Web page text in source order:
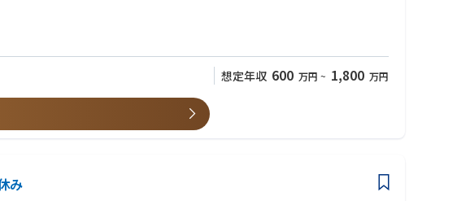
向上、ドキュメント更新を通じた改善を推進する。
築を支援する。また、アルファ／ベータ装置の導入時にはプロダクトグループと協
（CoS）の活用、ならびにローカルおよびリージョナルのアカウントチーム向け
する。また、エスカレーションに至っていない課題への対応を支援し、エスカレーシ
想定年収 600 万円 ~ 1,800 万円
み